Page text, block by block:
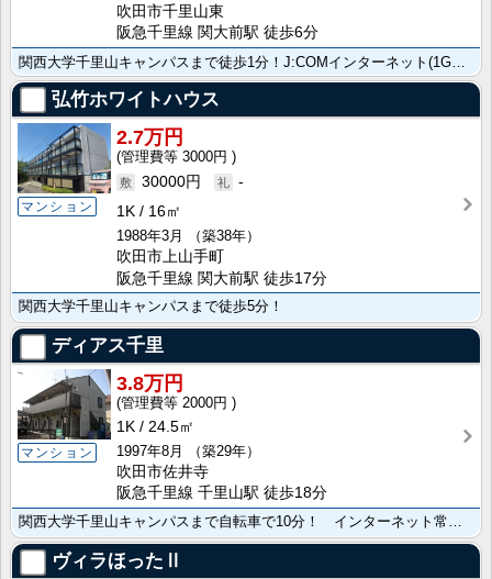
吹田市千里山東
阪急千里線 関大前駅 徒歩6分
弘竹ホワイトハウス
マンション
2.7万円
3000円
30000円
-
1K
16㎡
1988年3月
（築38年）
吹田市上山手町
阪急千里線 関大前駅 徒歩17分
関西大学千里山キャンパスまで徒歩5分！
ディアス千里
マンション
3.8万円
2000円
1K
24.5㎡
1997年8月
（築29年）
吹田市佐井寺
阪急千里線 千里山駅 徒歩18分
関西大学千里山キャンパスまで自転車で10分！ インターネット常時接続無料！
ヴィラほったⅡ